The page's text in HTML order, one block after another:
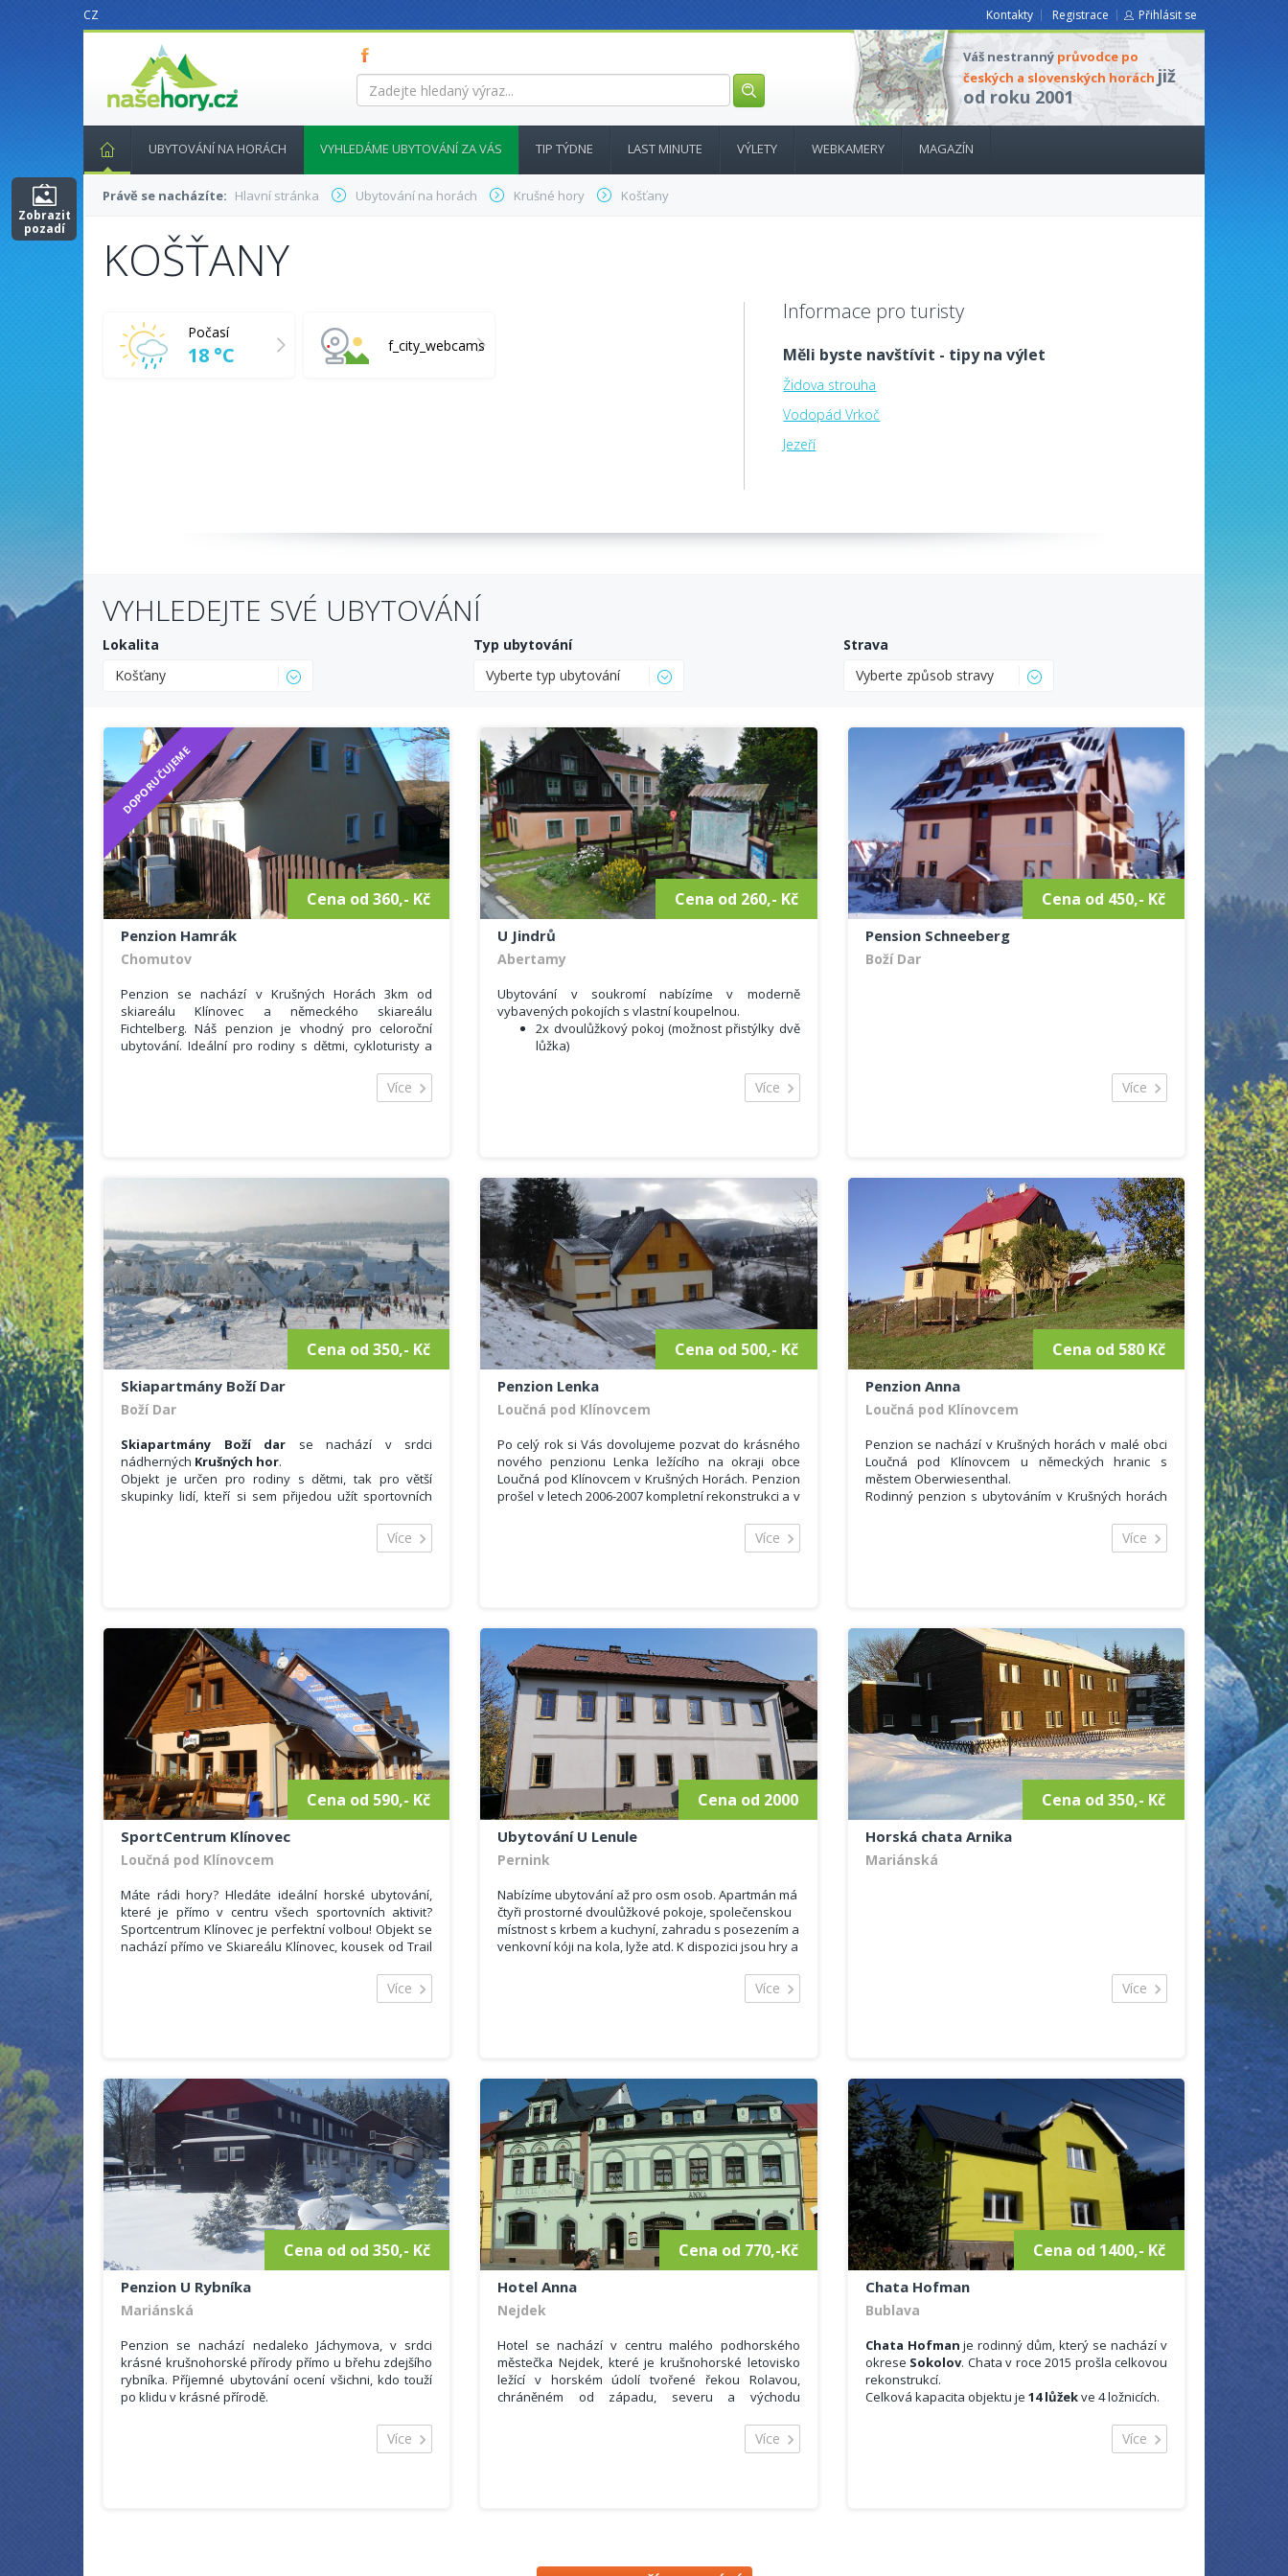
CZ Kontakty Registrace Přihlásit se
nasehory.cz
Zadejte
hledaný
Váš nestranný průvodce po
českých a slovenských horách již
od roku 2001
UBYTOVÁNÍ NA HORÁCH VYHLEDÁME UBYTOVÁNÍ ZA VÁS TIP TÝDNE LAST MINUTE VÝLETY WEBKAMERY MAGAZÍN
Právě se nacházíte: Hlavní stránka Ubytování na horách Krušné hory Košťany
KOŠŤANY
Počasí
18 °C f_city_webcams
Informace pro turisty
Měli byste navštívit - tipy na výlet
Židova strouha
Vodopád Vrkoč
Jezeří
VYHLEDEJTE SVÉ UBYTOVÁNÍ
Lokalita
Košťany
Typ ubytování
Vyberte typ ubytování
Strava
Vyberte způsob stravy
DOPORUČUJEME
Cena od 360,- Kč
Penzion Hamrák
Chomutov
Penzion se nachází v Krušných Horách 3km od
skiareálu Klínovec a německého skiareálu
Fichtelberg. Náš penzion je vhodný pro celoroční
ubytování. Ideální pro rodiny s dětmi, cykloturisty a
Hosté se mohou ubytovat v 7 pokojích s vlastním
sociálním zařízením o celkovém počtu 19 lůžek s
internet, WIFI,
Více
Cena od 260,- Kč
U Jindrů
Abertamy
Ubytování v soukromí nabízíme v moderně
vybavených pokojích s vlastní koupelnou.
2x dvoulůžkový pokoj (možnost přistýlky dvě
lůžka)
Možnost využití plně vybavené kuchyně
WiFi, TV
Sportovní možnosti:
Nejbližší lyžařský areál - Ski areál Plešivec
(300m).
3 km vzdálené lyžařské středisko Pernink
Pro běžkaře okolní obce upravují přibližně 80
km běžeckých stop protínající nejhezčí kouty
Krušných hor.
Více
Cena od 450,- Kč
Pension Schneeberg
Boží Dar
Více
Cena od 350,- Kč
Skiapartmány Boží Dar
Boží Dar
Skiapartmány Boží dar se nachází v srdci
nádherných Krušných hor.
Objekt je určen pro rodiny s dětmi, tak pro větší
skupinky lidí, kteří si sem přijedou užít sportovních
. Hosté se
mohou ubytovat ve 3x čtyřlůžkovém apartmá, 1x
Součástí každého apartmánu je ložnice vybavena
ložním prádlem a ručníky.
Obývací pokoj se satelitním televizorem. Součástí
obývacího pokoje je také kuchyňský kout. Zde je k
dispozici lednice, sklokeramická deska, rychlovarná
konvice, kávovar, myčka nádobí a dostatečné
množství nádobí.
Sociální zařízení se skládá z umyvadla, toalety a
sprchového koutu.
Více
Cena od 500,- Kč
Penzion Lenka
Loučná pod Klínovcem
Po celý rok si Vás dovolujeme pozvat do krásného
nového penzionu Lenka ležícího na okraji obce
Loučná pod Klínovcem v Krušných Horách. Penzion
prošel v letech 2006-2007 kompletní rekonstrukci a v
pokojích. Celková kapacita penzionu je 15 pokojů
pro 45 osob. V příjemném prostředí si zde můžete
a televizor. V objektu se nachází restaurace s
vinárnou. Parkování v areálu penzionu a možnost
uložení lyžařského vybavení do úschovny.
Více
Cena od 580 Kč
Penzion Anna
Loučná pod Klínovcem
Penzion se nachází v Krušných horách v malé obci
Loučná pod Klínovcem u německých hranic s
městem Oberwiesenthal.
Rodinný penzion s ubytováním v Krušných horách
restauraci najdete spoustu starých a zajímavých
předmětů z dob našich babiček v retro stylu.
v Krušných horách.
Více
Cena od 590,- Kč
SportCentrum Klínovec
Loučná pod Klínovcem
Máte rádi hory? Hledáte ideální horské ubytování,
které je přímo v centru všech sportovních aktivit?
Sportcentrum Klínovec je perfektní volbou! Objekt se
nachází přímo ve Skiareálu Klínovec, kousek od Trail
velkým počet přírodních krás, sportovních aktivit a
Wifi free a vlastní sociální zařízení se sprchovým
koutem, umyvadlem, toaletou.
V ceně ubytování je zahrnuta snídaně v naší
restauraci a také ubytovací poplatek.
K dispozici je Vám i dětská postýlka (děti do 3 let jsou
u nás zdarma bez nároku na stravu). Jako naši hosté
máte obdržíte také slevy v naší půjčovně a
lyžařské/snowboardové škole JPK.
Více
Cena od 2000
Ubytování U Lenule
Pernink
Nabízíme ubytování až pro osm osob. Apartmán má
čtyři prostorné dvoulůžkové pokoje, společenskou
místnost s krbem a kuchyní, zahradu s posezením a
venkovní kóji na kola, lyže atd. K dispozici jsou hry a
Více
Cena od 350,- Kč
Horská chata Arnika
Mariánská
Více
Cena od od 350,- Kč
Penzion U Rybníka
Mariánská
Penzion se nachází nedaleko Jáchymova, v srdci
krásné krušnohorské přírody přímo u břehu zdejšího
rybníka. Příjemné ubytování ocení všichni, kdo touží
po klidu v krásné přírodě.
šesti lůžkách. Každý pokoj je vybaven vlastním
sociálním zařízením (koupelna s WC a sprchovým
Více
Cena od 770,-Kč
Hotel Anna
Nejdek
Hotel se nachází v centru malého podhorského
městečka Nejdek, které je krušnohorské letovisko
ležící v horském údolí tvořené řekou Rolavou,
chráněném od západu, severu a východu
Kapacita hotelu je 45 lůžek, z toho se hosté mohou
ubytovat v různých pokojích a 2 apartmánech.
(program v Karlových Varech – 15 km a okolí).
Více
Cena od 1400,- Kč
Chata Hofman
Bublava
Chata Hofman je rodinný dům, který se nachází v
okrese Sokolov. Chata v roce 2015 prošla celkovou
rekonstrukcí.
Celková kapacita objektu je 14 lůžekve 4 ložnicích.
2 kuchyně (součástí kuchyně je nádobí,
elektrický sporák, myčka, rychlovarná
Více
Zobrazit
pozadí